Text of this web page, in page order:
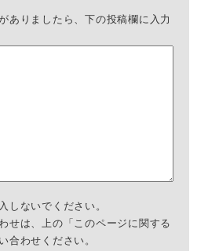
ありましたら、下の投稿欄に入力
しないでください。
せは、上の「このページに関する
合わせください。